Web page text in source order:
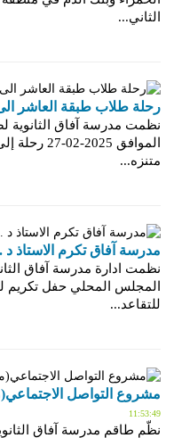
الثاني...
رحلة طلاب طبقة العاشر الى
نظمت مدرسة آفاق
الموافق
متنزه...
مدرسة آفاق تكرم الاستاذ
نظمت ادارة مدرسة آفاق
المجلس المحلي حفل تكريم
للتقاعد...
مشروع التواصل
11:53:49
نظّم طاقم مدرسة آفاق